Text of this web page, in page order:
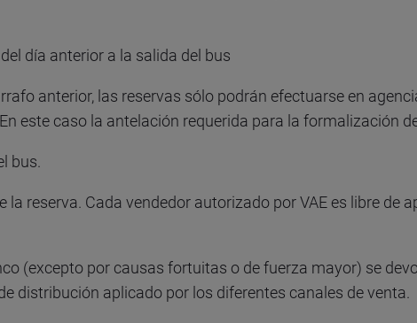
día anterior a la salida del bus
anterior, las reservas sólo podrán efectuarse en
este caso la antelación requerida para la formalización
bus.
reserva. Cada vendedor autorizado por VAE es libre de
(excepto por causas fortuitas o de fuerza mayor) se
distribución aplicado por los diferentes canales de venta.